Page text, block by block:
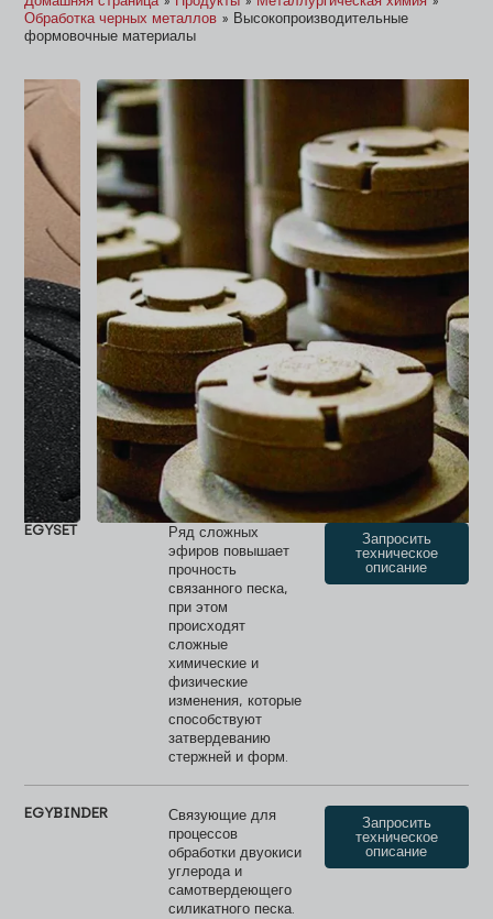
Обработка черных металлов » Высокопроизводительные
формовочные материалы
EGYSET
Ряд сложных
эфиров повышает
прочность
связанного песка,
при этом
происходят
сложные
химические и
физические
изменения, которые
способствуют
затвердеванию
стержней и форм.
Запросить
техническое
описание
EGYBINDER
Связующие для
процессов
обработки двуокиси
углерода и
самотвердеющего
силикатного песка.
Запросить
техническое
описание